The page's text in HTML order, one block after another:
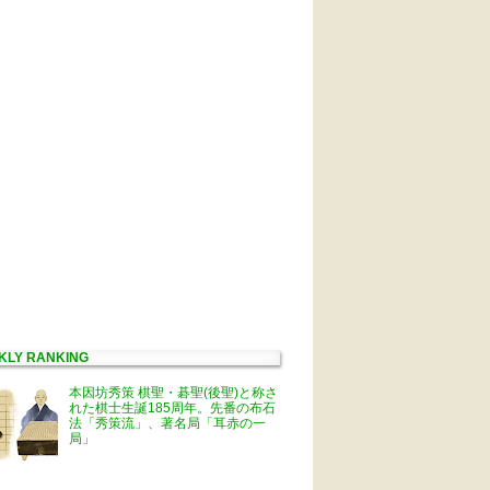
RANKING
本因坊秀策 棋聖・碁聖(後聖)と称さ
れた棋士生誕185周年。先番の布石
法「秀策流」、著名局「耳赤の一
局」